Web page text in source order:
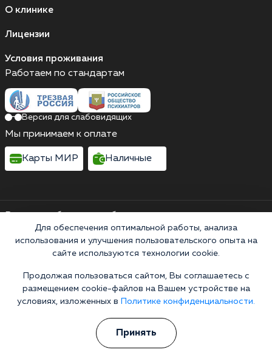
О клинике
Лицензии
Условия проживания
проспект Семашко, 7
Выездные бригады работают круглосуточно
8 (800) 200-38-19
Информационная служба
Работаем по стандартам
Версия для слабовидящих
Мы принимаем к оплате
Карты МИР Наличные
Для обеспечения оптимальной работы, анализа
использования и улучшения пользовательского опыта на
сайте используются технологии cookie.
Продолжая пользоваться сайтом, Вы соглашаетесь с
размещением cookie-файлов на Вашем устройстве на
условиях, изложенных в
Политике конфиденциальности.
Принять